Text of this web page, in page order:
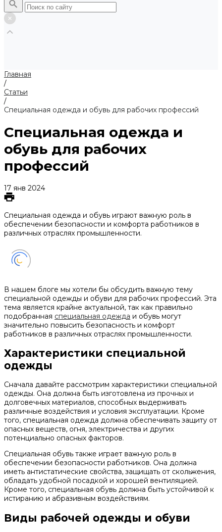
Главная
/
Статьи
/
Специальная одежда и обувь для рабочих профессий
Специальная одежда и
обувь для рабочих
профессий
17 янв 2024
Специальная одежда и обувь играют важную роль в
обеспечении безопасности и комфорта работников в
различных отраслях промышленности.
В нашем блоге мы хотели бы обсудить важную тему
специальной одежды и обуви для рабочих профессий. Эта
тема является крайне актуальной, так как правильно
подобранная специальная одежда и обувь могут
значительно повысить безопасность и комфорт
работников в различных отраслях промышленности.
Характеристики специальной
одежды
Сначала давайте рассмотрим характеристики специальной
одежды. Она должна быть изготовлена из прочных и
долговечных материалов, способных выдерживать
различные воздействия и условия эксплуатации. Кроме
того, специальная одежда должна обеспечивать защиту от
опасных веществ, огня, электричества и других
потенциально опасных факторов.
Специальная обувь также играет важную роль в
обеспечении безопасности работников. Она должна
иметь антистатические свойства, защищать от скольжения,
обладать удобной посадкой и хорошей вентиляцией.
Кроме того, специальная обувь должна быть устойчивой к
истиранию и абразивным воздействиям.
Виды рабочей одежды и обуви